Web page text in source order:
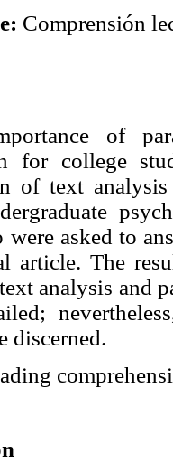
Comprensión
of
for college
of text
were asked to
article. The
analysis and
discerned.